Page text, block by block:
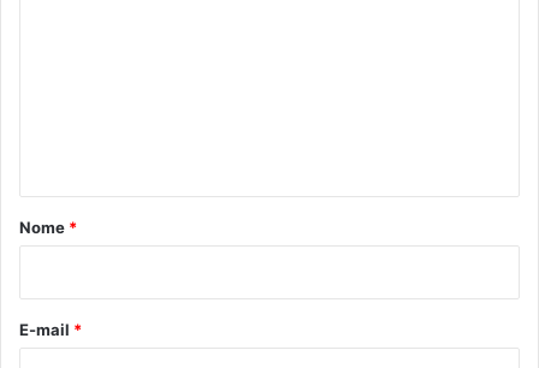
r
*
Nome *
E-mail *